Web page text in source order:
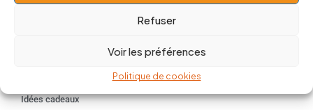
Refuser
Voir les préférences
Politique de cookies
Idées cadeaux